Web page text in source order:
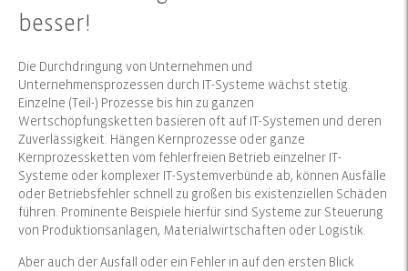
besser!
Die Durchdringung von Unternehmen und
Unternehmensprozessen durch IT-Systeme wächst stetig.
Einzelne (Teil-) Prozesse bis hin zu ganzen
Wertschöpfungsketten basieren oft auf IT-Systemen und deren
Zuverlässigkeit. Hängen Kernprozesse oder ganze
Kernprozessketten vom fehlerfreien Betrieb einzelner IT-
Systeme oder komplexer IT-Systemverbünde ab, können Ausfälle
oder Betriebsfehler schnell zu großen bis existenziellen Schäden
führen. Prominente Beispiele hierfür sind Systeme zur Steuerung
von Produktionsanlagen, Materialwirtschaften oder Logistik.
Aber auch der Ausfall oder ein Fehler in auf den ersten Blick